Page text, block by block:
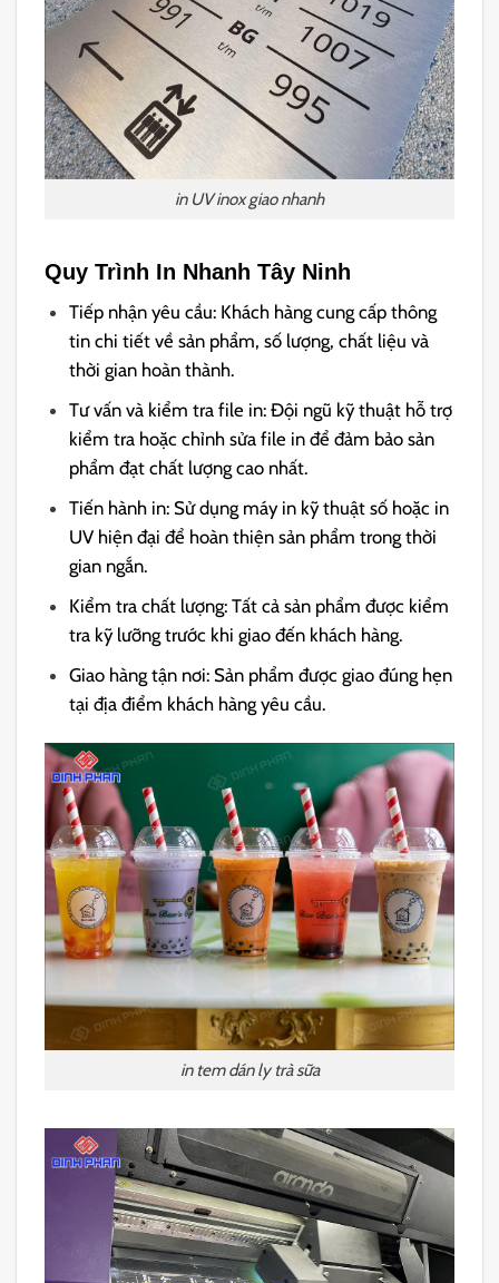
in UV inox giao nhanh
Quy Trình In Nhanh Tây Ninh
Tiếp nhận yêu cầu: Khách hàng cung cấp thông
tin chi tiết về sản phẩm, số lượng, chất liệu và
thời gian hoàn thành.
Tư vấn và kiểm tra file in: Đội ngũ kỹ thuật hỗ trợ
kiểm tra hoặc chỉnh sửa file in để đảm bảo sản
phẩm đạt chất lượng cao nhất.
Tiến hành in: Sử dụng máy in kỹ thuật số hoặc in
UV hiện đại để hoàn thiện sản phẩm trong thời
gian ngắn.
Kiểm tra chất lượng: Tất cả sản phẩm được kiểm
tra kỹ lưỡng trước khi giao đến khách hàng.
Giao hàng tận nơi: Sản phẩm được giao đúng hẹn
tại địa điểm khách hàng yêu cầu.
in tem dán ly trà sữa